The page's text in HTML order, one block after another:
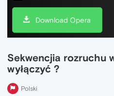
Download Opera
Sekwencjia rozruchu
wyłączyć ?
Polski